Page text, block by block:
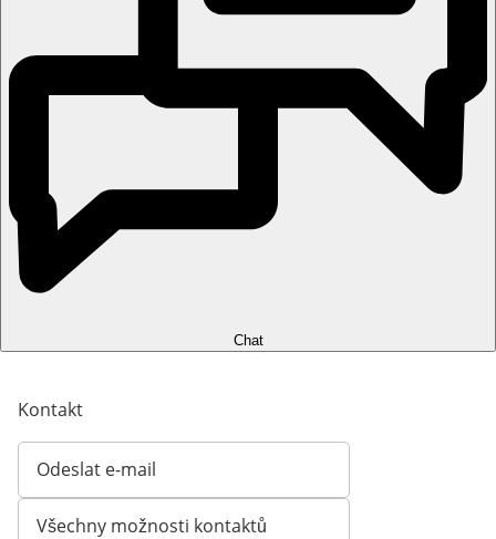
Chat
Kontakt
Odeslat e-mail
Otevírá e-mailového klienta
Všechny možnosti kontaktů